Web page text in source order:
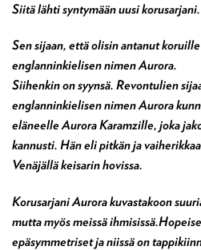
Siitä lähti syntymään uusi korusarjani.
Sen sijaan, että olisin antanut
englanninkielisen nimen Aurora.
Siihenkin on syynsä. Revontulien
englanninkielisen nimen Aurora
eläneelle Aurora Karamzille, joka
kannusti. Hän eli pitkän ja
Venäjällä keisarin hovissa.
Korusarjani Aurora kuvastakoon
mutta myös meissä
epäsymmetriset ja niissä on